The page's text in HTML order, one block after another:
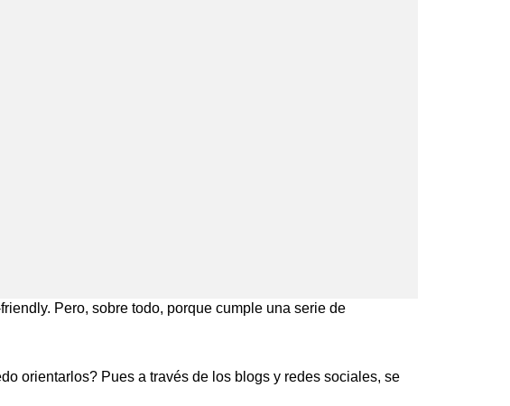
Pero, sobre todo, porque cumple una serie de
orientarlos? Pues a través de los blogs y redes sociales, se